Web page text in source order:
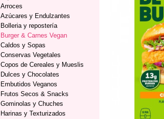
Arroces
Azúcares y Endulzantes
Bolleria y repostería
Burger & Carnes Vegan
Caldos y Sopas
Conservas Vegetales
Copos de Cereales y Mueslis
Dulces y Chocolates
Embutidos Veganos
Frutos Secos & Snacks
Gominolas y Chuches
Harinas y Texturizados